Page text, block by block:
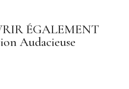
ÉGALEMENT
Audacieuse